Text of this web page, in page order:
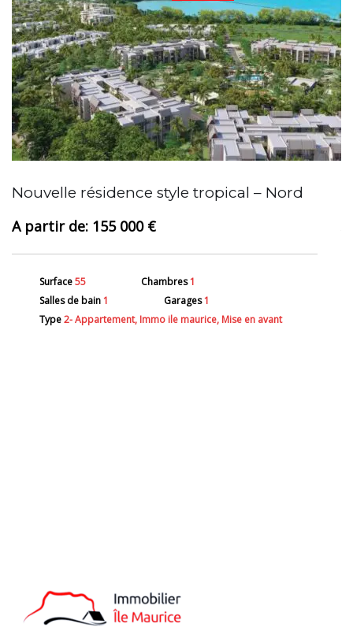
Nouvelle résidence style tropical – Nord
155 000 €
Surface55 Chambres1
Salles de bain1 Garages1
Type2- Appartement, Immo ile maurice, Mise en avant